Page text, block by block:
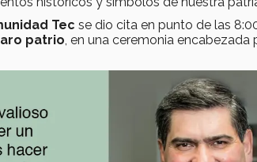
Tec se dio cita en punto de las
patrio , en una ceremonia encabezada